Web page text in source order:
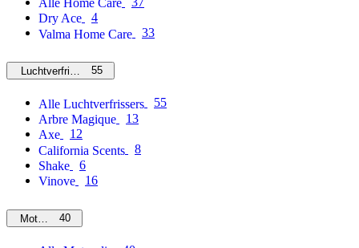
Dry Ace
4
Valma Home Care
33
Luchtverfrissers55
Alle Luchtverfrissers
55
Arbre Magique
13
Axe
12
California Scents
8
Shake
6
Vinove
16
Motorolie40